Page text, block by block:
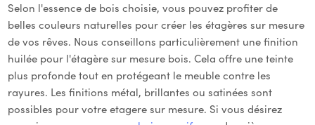
Selon l'essence de bois choisie, vous pouvez profiter de
belles couleurs naturelles pour créer les étagères sur mesure
de vos rêves. Nous conseillons particulièrement une finition
huilée pour l'étagère sur mesure bois. Cela offre une teinte
plus profonde tout en protégeant le meuble contre les
rayures. Les finitions métal, brillantes ou satinées sont
possibles pour votre etagere sur mesure. Si vous désirez